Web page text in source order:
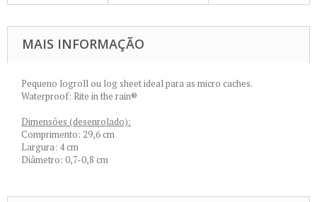
MAIS INFORMAÇÃO
Pequeno logroll ou log sheet ideal para as micro caches.
Waterproof: Rite in the rain®
Dimensões (desenrolado):
Comprimento: 29,6 cm
Largura: 4 cm
Diâmetro: 0,7-0,8 cm